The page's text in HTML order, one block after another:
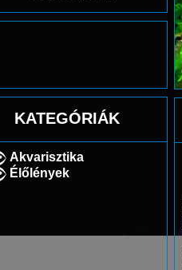
KATEGÓRIÁK
Akvarisztika
Élőlények